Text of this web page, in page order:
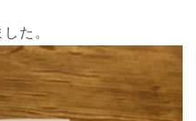
た。